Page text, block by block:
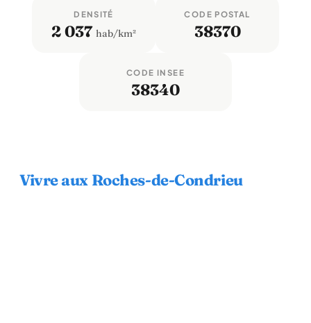
DENSITÉ
2 037 hab/km²
CODE POSTAL
38370
CODE INSEE
38340
Vivre aux Roches-de-Condrieu